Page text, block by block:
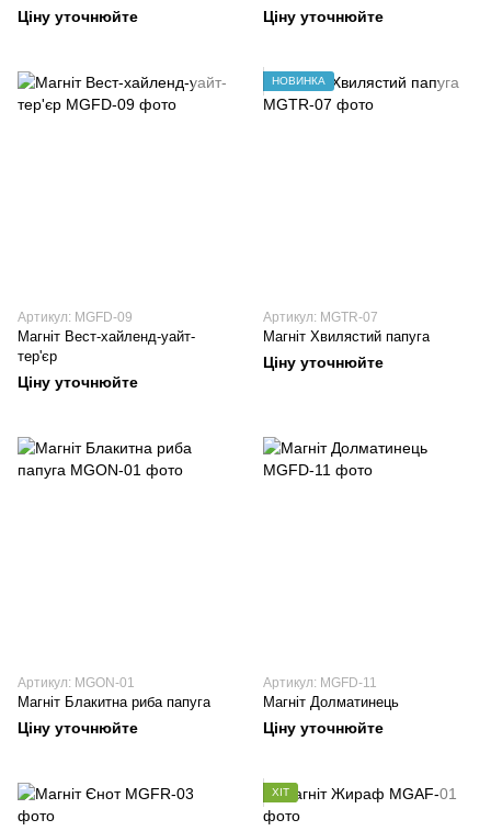
Ціну уточнюйте Ціну уточнюйте
Артикул: MGFD-09
Магніт Вест-хайленд-уайт-
тер'єр
Ціну уточнюйте
НОВИНКА
Артикул: MGTR-07
Магніт Хвилястий папуга
Ціну уточнюйте
Артикул: MGON-01
Магніт Блакитна риба папуга
Ціну уточнюйте
Артикул: MGFD-11
Магніт Долматинець
Ціну уточнюйте
ХІТ